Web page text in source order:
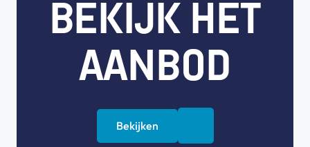
BEKIJK HET
AANBOD
Bekijken